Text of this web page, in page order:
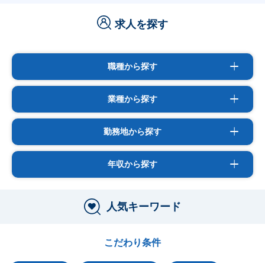
求人を探す
職種から探す
業種から探す
勤務地から探す
年収から探す
人気キーワード
こだわり条件